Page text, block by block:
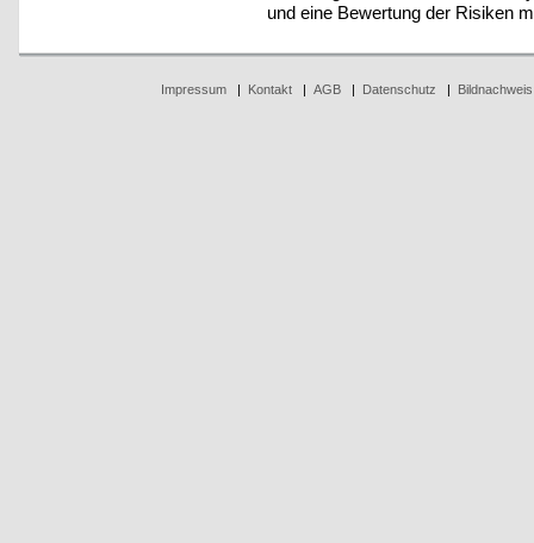
und eine Bewertung der Risiken
Impressum| Kontakt| AGB| Datenschutz | Bildnachweis